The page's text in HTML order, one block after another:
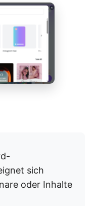
sich
oder Inhalte